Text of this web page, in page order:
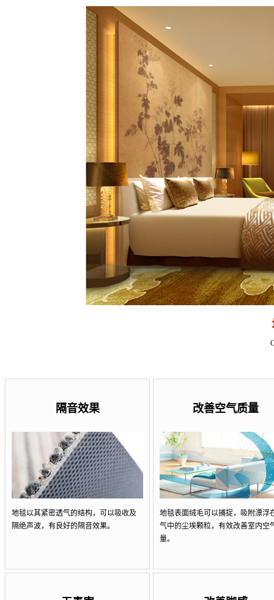
隔音效果
地毯以其紧密透气的结构，可以吸收及
隔绝声波，有良好的隔音效果。
改善空气质量
地毯表面绒毛可以捕捉，吸附漂浮
气中的尘埃颗粒，有效改善室内空
量。